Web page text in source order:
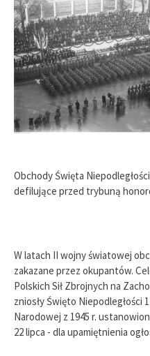
Obchody Święta
defilujące przed trybuną
W latach II wojny światowej
zakazane przez okupantów.
Polskich Sił Zbrojnych na
zniosły Święto Niepodległości
Narodowej z 1945 r.
22 lipca - dla upamiętnienia